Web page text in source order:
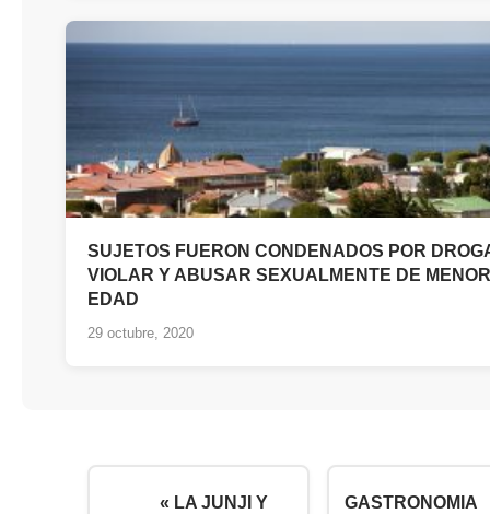
SUJETOS FUERON CONDENADOS POR
VIOLAR Y ABUSAR SEXUALMENTE DE
EDAD
29 octubre, 2020
« LA JUNJI Y
GASTRONOMIA